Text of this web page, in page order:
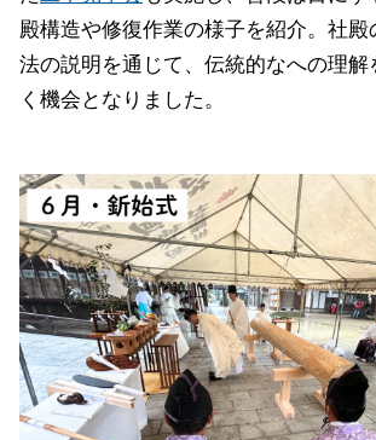
殿構造や修復作業の様子を紹介。社
法の説明を通じて、伝統的なへの理解
く機会となりました。